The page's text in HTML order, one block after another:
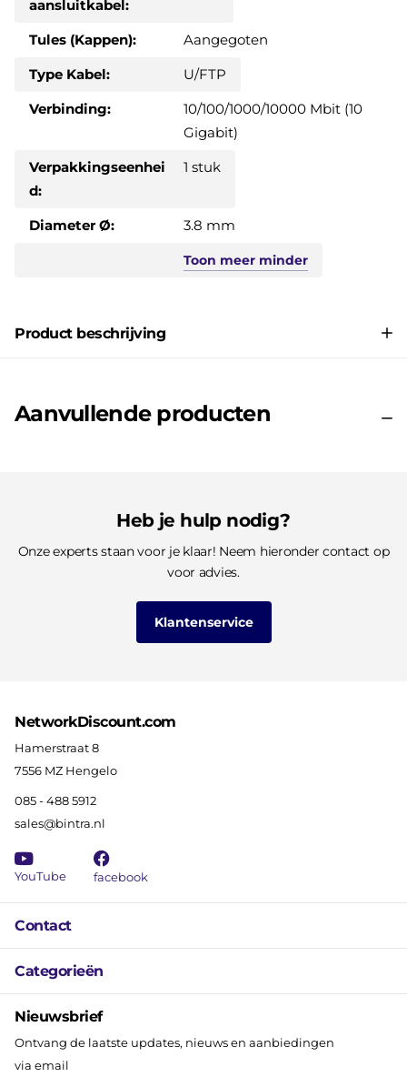
aansluitkabel:
Tules (Kappen):
Aangegoten
Type Kabel:
U/FTP
Verbinding:
10/100/1000/10000 Mbit (10
Gigabit)
Verpakkingseenhei
d:
1 stuk
Diameter Ø: 3.8 mm
Toon meer minder
Product beschrijving
Aanvullende producten
Heb je hulp nodig?
Onze experts staan voor je klaar! Neem hieronder contact op
voor advies.
Klantenservice
Contact
Categorieën
NetworkDiscount.com
Hamerstraat 8
7556 MZ Hengelo
085 - 488 5912
sales@bintra.nl
YouTube facebook
Nieuwsbrief
Ontvang de laatste updates, nieuws en aanbiedingen
via email